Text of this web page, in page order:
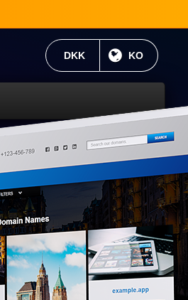
현재 언어 :
KO
현재 통화:
DKK